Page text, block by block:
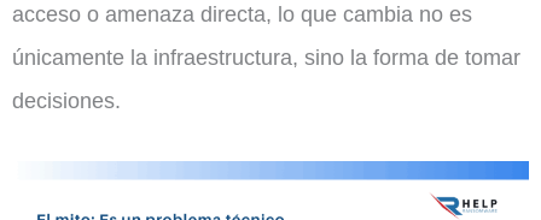
acceso o amenaza directa, lo que cambia no es
únicamente la infraestructura, sino la forma de tomar
decisiones.